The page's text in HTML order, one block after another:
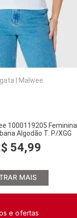
Malwee
1000119205 Feminina
Algodão T. P/XGG
54,99
MAIS
e ofertas